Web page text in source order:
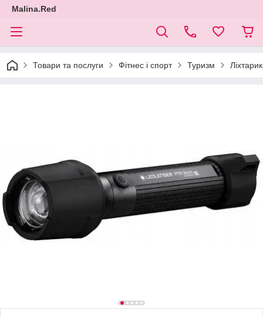
Malina.Red
Товари та послуги Фітнес і спорт Туризм